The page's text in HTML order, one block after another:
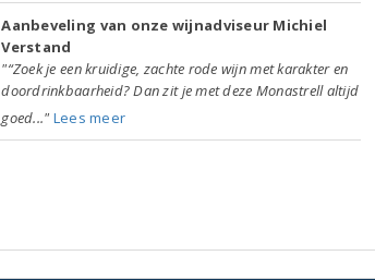
Aanbeveling van onze wijnadviseur Michiel
Verstand
"“Zoek je een kruidige, zachte rode wijn met karakter en
doordrinkbaarheid? Dan zit je met deze Monastrell altijd
goed..." Lees meer